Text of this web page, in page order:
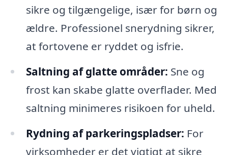
sikre og tilgængelige, især for børn og
ældre. Professionel snerydning sikrer,
at fortovene er ryddet og isfrie.
Saltning af glatte områder: Sne og
frost kan skabe glatte overflader. Med
saltning minimeres risikoen for uheld.
Rydning af parkeringspladser: For
virksomheder er det vigtigt at sikre